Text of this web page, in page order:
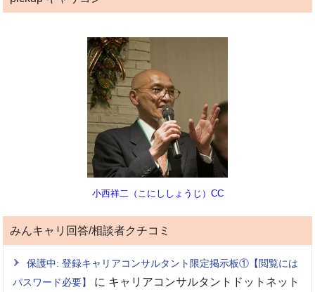
小西祥二（こにししょうじ）CC
みんキャリ回答/相談者クチコミ
保護中: 登録キャリアコンサルタント限定掲示板①【閲覧には
パスワード必要】
に キャリアコンサルタントドットネット